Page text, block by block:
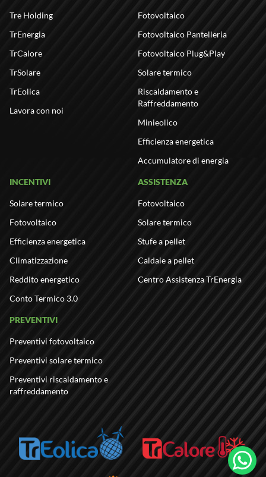
Tre Holding
TrEnergia
TrCalore
TrSolare
TrEolica
Lavora con noi
Fotovoltaico
Fotovoltaico Pantelleria
Fotovoltaico Plug&Play
Solare termico
Riscaldamento e
Raffreddamento
Minieolico
Efficienza energetica
Accumulatore di energia
INCENTIVI
Solare termico
Fotovoltaico
Efficienza energetica
Climatizzazione
Reddito energetico
Conto Termico 3.0
ASSISTENZA
Fotovoltaico
Solare termico
Stufe a pellet
Caldaie a pellet
Centro Assistenza TrEnergia
PREVENTIVI
Preventivi fotovoltaico
Preventivi solare termico
Preventivi riscaldamento e
raffreddamento